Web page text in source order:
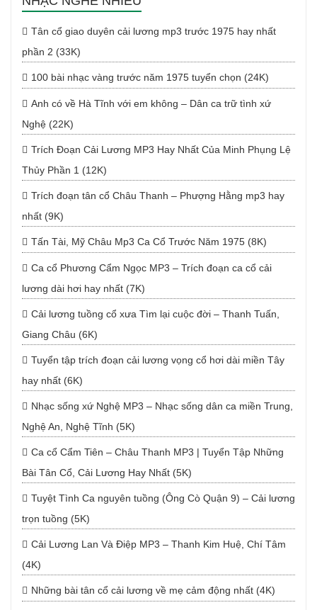
Tân cổ giao duyên cải lương mp3 trước 1975 hay nhất
phần 2 (33K)
100 bài nhạc vàng trước năm 1975 tuyển chọn (24K)
Anh có về Hà Tĩnh với em không – Dân ca trữ tình xứ
Nghệ (22K)
Trích Đoạn Cải Lương MP3 Hay Nhất Của Minh Phụng Lệ
Thủy Phần 1 (12K)
Trích đoạn tân cổ Châu Thanh – Phượng Hằng mp3 hay
nhất (9K)
Tấn Tài, Mỹ Châu Mp3 Ca Cổ Trước Năm 1975 (8K)
Ca cổ Phương Cẩm Ngọc MP3 – Trích đoạn ca cổ cải
lương dài hơi hay nhất (7K)
Cải lương tuồng cổ xưa Tìm lại cuộc đời – Thanh Tuấn,
Giang Châu (6K)
Tuyển tập trích đoạn cải lương vọng cổ hơi dài miền Tây
hay nhất (6K)
Nhạc sống xứ Nghệ MP3 – Nhạc sống dân ca miền Trung,
Nghệ An, Nghệ Tĩnh (5K)
Ca cổ Cẩm Tiên – Châu Thanh MP3 | Tuyển Tập Những
Bài Tân Cổ, Cải Lương Hay Nhất (5K)
Tuyệt Tình Ca nguyên tuồng (Ông Cò Quận 9) – Cải lương
trọn tuồng (5K)
Cải Lương Lan Và Điệp MP3 – Thanh Kim Huệ, Chí Tâm
(4K)
Những bài tân cổ cải lương về mẹ cảm động nhất (4K)